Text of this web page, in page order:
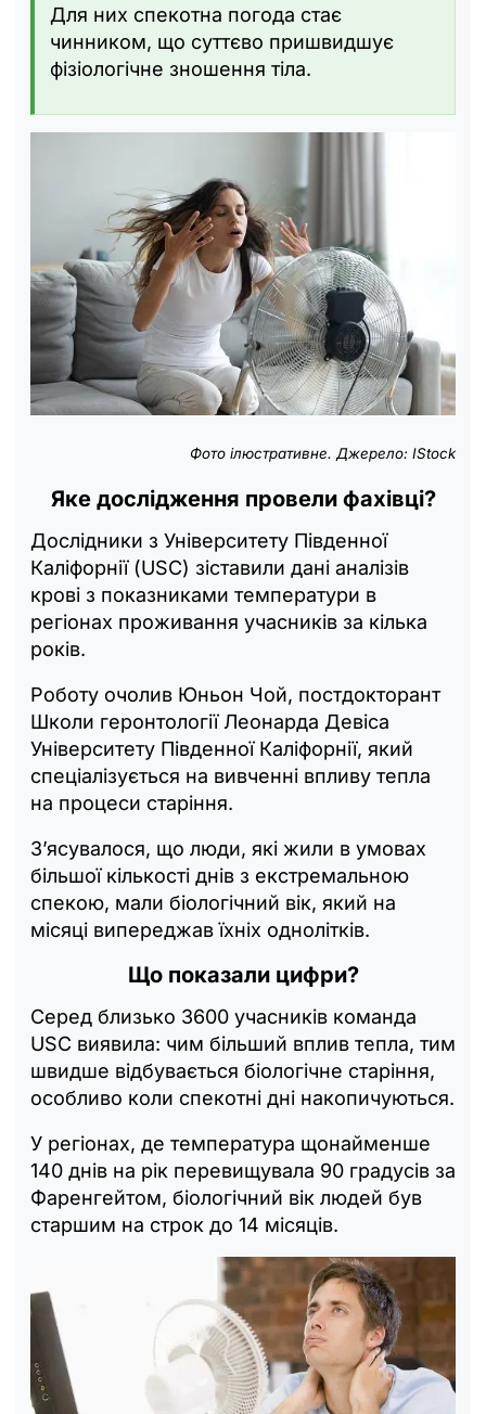
Для них спекотна погода стає
чинником, що суттєво пришвидшує
фізіологічне зношення тіла.
Фото ілюстративне. Джерело: IStock
Яке дослідження провели фахівці?
Дослідники з Університету Південної
Каліфорнії (USC) зіставили дані аналізів
крові з показниками температури в
регіонах проживання учасників за кілька
років.
Роботу очолив Юньон Чой, постдокторант
Школи геронтології Леонарда Девіса
Університету Південної Каліфорнії, який
спеціалізується на вивченні впливу тепла
на процеси старіння.
З’ясувалося, що люди, які жили в умовах
більшої кількості днів з екстремальною
спекою, мали біологічний вік, який на
місяці випереджав їхніх однолітків.
Що показали цифри?
Серед близько 3600 учасників команда
USC виявила: чим більший вплив тепла, тим
швидше відбувається біологічне старіння,
особливо коли спекотні дні накопичуються.
У регіонах, де температура щонайменше
140 днів на рік перевищувала 90 градусів за
Фаренгейтом, біологічний вік людей був
старшим на строк до 14 місяців.